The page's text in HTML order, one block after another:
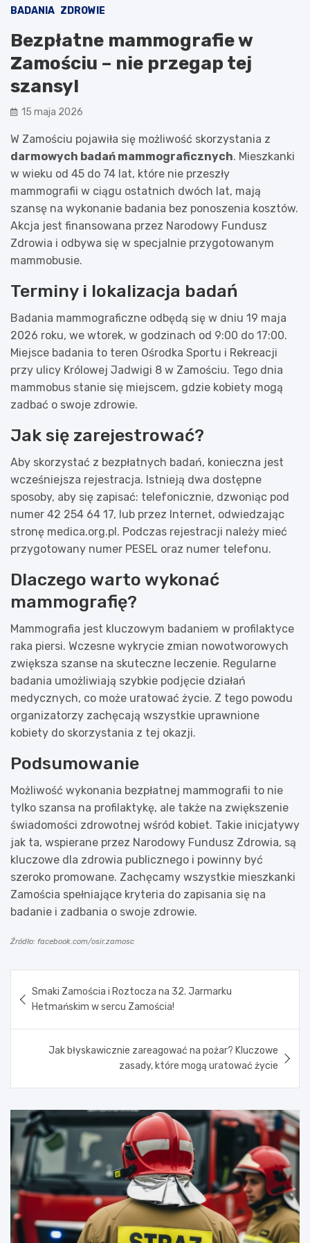
BADANIA ZDROWIE
Bezpłatne mammografie w
Zamościu – nie przegap tej
szansy!
15 maja 2026
W Zamościu pojawiła się możliwość skorzystania z
darmowych badań mammograficznych. Mieszkanki
w wieku od 45 do 74 lat, które nie przeszły
mammografii w ciągu ostatnich dwóch lat, mają
szansę na wykonanie badania bez ponoszenia kosztów.
Akcja jest finansowana przez Narodowy Fundusz
Zdrowia i odbywa się w specjalnie przygotowanym
mammobusie.
Terminy i lokalizacja badań
Badania mammograficzne odbędą się w dniu 19 maja
2026 roku, we wtorek, w godzinach od 9:00 do 17:00.
Miejsce badania to teren Ośrodka Sportu i Rekreacji
przy ulicy Królowej Jadwigi 8 w Zamościu. Tego dnia
mammobus stanie się miejscem, gdzie kobiety mogą
zadbać o swoje zdrowie.
Jak się zarejestrować?
Aby skorzystać z bezpłatnych badań, konieczna jest
wcześniejsza rejestracja. Istnieją dwa dostępne
sposoby, aby się zapisać: telefonicznie, dzwoniąc pod
numer 42 254 64 17, lub przez Internet, odwiedzając
stronę medica.org.pl. Podczas rejestracji należy mieć
przygotowany numer PESEL oraz numer telefonu.
Dlaczego warto wykonać
mammografię?
Mammografia jest kluczowym badaniem w profilaktyce
raka piersi. Wczesne wykrycie zmian nowotworowych
zwiększa szanse na skuteczne leczenie. Regularne
badania umożliwiają szybkie podjęcie działań
medycznych, co może uratować życie. Z tego powodu
organizatorzy zachęcają wszystkie uprawnione
kobiety do skorzystania z tej okazji.
Podsumowanie
Możliwość wykonania bezpłatnej mammografii to nie
tylko szansa na profilaktykę, ale także na zwiększenie
świadomości zdrowotnej wśród kobiet. Takie inicjatywy
jak ta, wspierane przez Narodowy Fundusz Zdrowia, są
kluczowe dla zdrowia publicznego i powinny być
szeroko promowane. Zachęcamy wszystkie mieszkanki
Zamościa spełniające kryteria do zapisania się na
badanie i zadbania o swoje zdrowie.
Źródło: facebook.com/osir.zamosc
wpisu
Smaki Zamościa i Roztocza na 32. Jarmarku
Hetmańskim w sercu Zamościa!
Jak błyskawicznie zareagować na pożar? Kluczowe
zasady, które mogą uratować życie